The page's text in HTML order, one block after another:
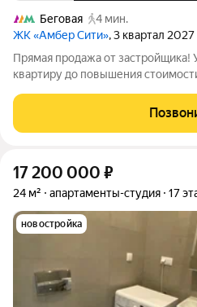
Беговая
4 мин.
ЖК «Амбер Сити», 3 квартал 2027
Прямая продажа от застройщика!
квартиру до повышения
площадью 28.6 кв.м. на 20-м
Чистовая отделка. - Линейная
17 200 000 ₽
24 м² апартаменты-студия 17
новостройка